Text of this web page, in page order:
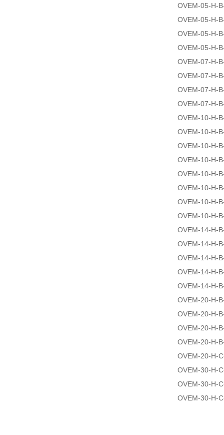
OVEM-05-H-
OVEM-05-H-
OVEM-05-H-
OVEM-05-H-
OVEM-07-H-
OVEM-07-H-
OVEM-07-H-
OVEM-07-H-
OVEM-10-H-
OVEM-10-H-
OVEM-10-H-
OVEM-10-H-
OVEM-10-H-
OVEM-10-H-
OVEM-10-H-
OVEM-10-H-
OVEM-14-H-
OVEM-14-H-
OVEM-14-H-
OVEM-14-H-
OVEM-14-H-
OVEM-20-H-
OVEM-20-H-
OVEM-20-H-
OVEM-20-H-
OVEM-20-H-
OVEM-30-H-
OVEM-30-H-
OVEM-30-H-